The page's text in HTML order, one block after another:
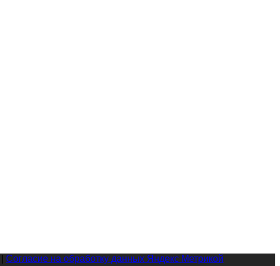
Согласие на обработку данных Яндекс Метрикой